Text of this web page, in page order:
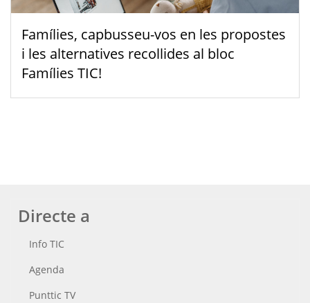
Famílies, capbusseu-vos en les propostes
i les alternatives recollides al bloc
Famílies TIC!
Directe a
Info TIC
Agenda
Punttic TV